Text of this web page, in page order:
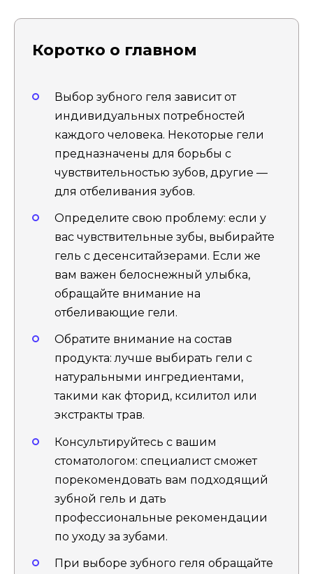
Коротко о главном
Выбор зубного геля зависит от
индивидуальных потребностей
каждого человека. Некоторые гели
предназначены для борьбы с
чувствительностью зубов, другие —
для отбеливания зубов.
Определите свою проблему: если у
вас чувствительные зубы, выбирайте
гель с десенситайзерами. Если же
вам важен белоснежный улыбка,
обращайте внимание на
отбеливающие гели.
Обратите внимание на состав
продукта: лучше выбирать гели с
натуральными ингредиентами,
такими как фторид, ксилитол или
экстракты трав.
Консультируйтесь с вашим
стоматологом: специалист сможет
порекомендовать вам подходящий
зубной гель и дать
профессиональные рекомендации
по уходу за зубами.
При выборе зубного геля обращайте